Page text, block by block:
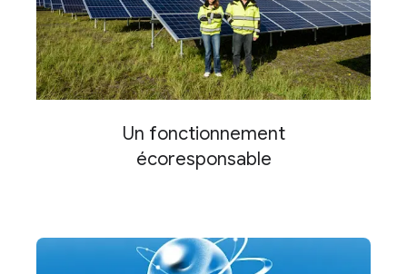
Un fonctionnement
écoresponsable